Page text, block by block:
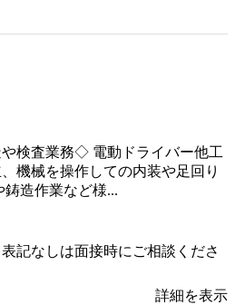
検査業務◇ 電動ドライバー他工
機械を操作しての内装や足回り
造作業など様...
記なしは面接時にご相談くださ
詳細を表示